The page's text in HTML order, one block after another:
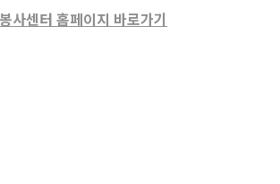
사센터 홈페이지 바로가기